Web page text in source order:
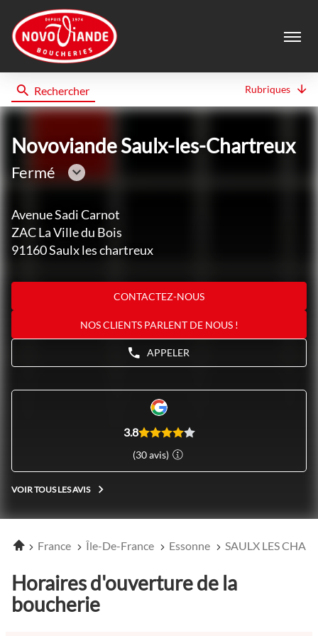
Menu
Rechercher Rubriques
Novoviande
Novoviande Saulx-les-Chartreux
Fermé
Consulter
horaires
Avenue Sadi Carnot
ZAC La Ville du Bois
91160 Saulx les chartreux
CONTACTEZ-NOUS
NOS CLIENTS PARLENT DE NOUS !
APPELER
AFFICHER
LE
DE
TÉLÉPHONE
DU
POINT
VENTE
3.8
(30 avis)
VOIR TOUS LES AVIS
VOIR
LES
AccueilFrance Île-De-France Essonne SAULX LES
Horaires d'ouverture de la
boucherie